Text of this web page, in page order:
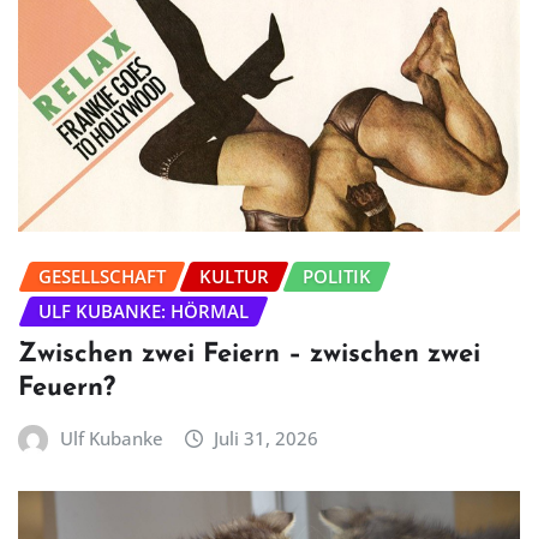
GESELLSCHAFT KULTUR
POLITIK
ULF KUBANKE: HÖRMAL
Zwischen zwei Feiern – zwischen zwei
Feuern?
Ulf Kubanke Juli 31, 2026